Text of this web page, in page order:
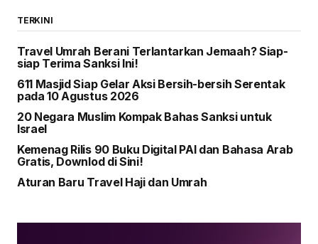
TERKINI
Travel Umrah Berani Terlantarkan Jemaah? Siap-
siap Terima Sanksi Ini!
611 Masjid Siap Gelar Aksi Bersih-bersih Serentak
pada 10 Agustus 2026
20 Negara Muslim Kompak Bahas Sanksi untuk
Israel
Kemenag Rilis 90 Buku Digital PAI dan Bahasa Arab
Gratis, Downlod di Sini!
Aturan Baru Travel Haji dan Umrah